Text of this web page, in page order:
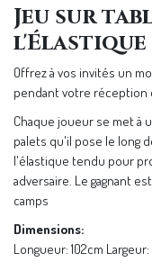
Jeu sur
l'Élastique
Offrez à vos invités un
pendant votre réception
Chaque joueur se met à
palets qu'il pose le long
l'élastique tendu pour
adversaire. Le gagnant
camps
Dimensions:
Longueur: 102cm Largeur: